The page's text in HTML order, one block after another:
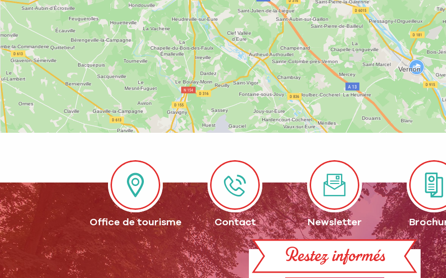
Office de tourisme Contact Newsletter
Restez informés